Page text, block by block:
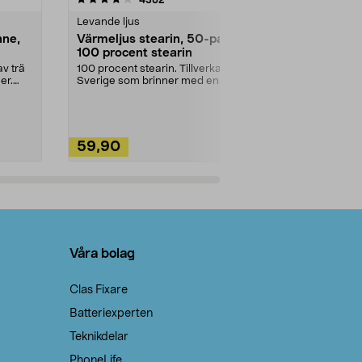
trä
Levande ljus
Värmeljus stearin, 50-pack,
100 procent stearin
100 procent stearin. Tillverkade i
Sverige som brinner med en
59,90
Våra bolag
Clas Fixare
Batteriexperten
Teknikdelar